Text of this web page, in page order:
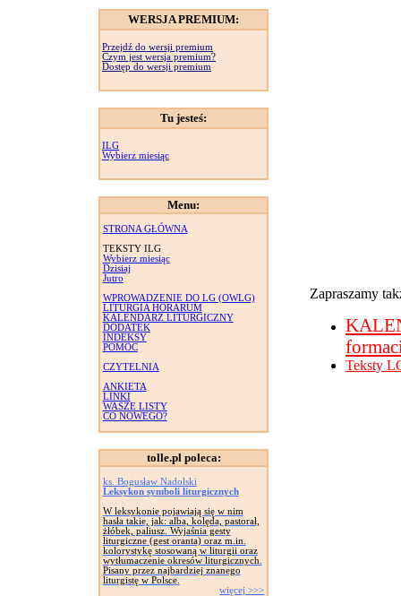
WERSJA PREMIUM:
Przejdź do wersji premium
Czym jest wersja premium?
Dostęp do wersji premium
Tu jesteś:
ILG
Wybierz miesiąc
Menu:
STRONA GŁÓWNA
TEKSTY ILG
Wybierz miesiąc
Dzisiaj
Jutro
WPROWADZENIE DO LG (OWLG)
LITURGIA HORARUM
KALENDARZ LITURGICZNY
DODATEK
INDEKSY
POMOC
CZYTELNIA
ANKIETA
LINKI
WASZE LISTY
CO NOWEGO?
tolle.pl poleca:
ks. Bogusław Nadolski
Leksykon symboli liturgicznych
W leksykonie pojawiają się w nim
hasła takie, jak: alba, kolęda, pastorał,
żłóbek, paliusz. Wyjaśnia gesty
liturgiczne (gest oranta) oraz m.in.
kolorystykę stosowaną w liturgii oraz
wytłumaczenie okresów liturgicznych.
Pisany przez najbardziej znanego
liturgistę w Polsce.
więcej >>>
Zapraszamy
Teksty